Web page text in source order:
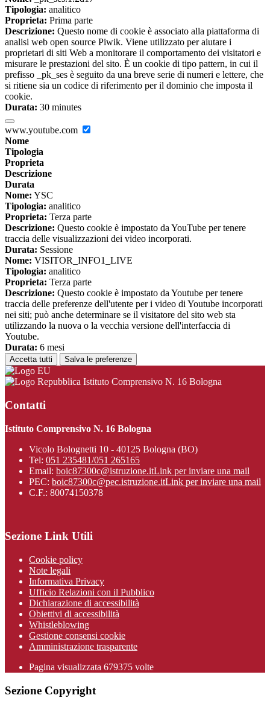
Tipologia: analitico
Proprieta: Prima parte
Descrizione: Questo nome di cookie è associato alla piattaforma di
analisi web open source Piwik. Viene utilizzato per aiutare i
proprietari di siti Web a monitorare il comportamento dei visitatori e
misurare le prestazioni del sito. È un cookie di tipo pattern, in cui il
prefisso _pk_ses è seguito da una breve serie di numeri e lettere, che
si ritiene sia un codice di riferimento per il dominio che imposta il
cookie.
Durata: 30 minutes
www.youtube.com
Nome
Tipologia
Proprieta
Descrizione
Durata
Nome: YSC
Tipologia: analitico
Proprieta: Terza parte
Descrizione: Questo cookie è impostato da YouTube per tenere
traccia delle visualizzazioni dei video incorporati.
Durata: Sessione
Nome: VISITOR_INFO1_LIVE
Tipologia: analitico
Proprieta: Terza parte
Descrizione: Questo cookie è impostato da Youtube per tenere
traccia delle preferenze dell'utente per i video di Youtube incorporati
nei siti; può anche determinare se il visitatore del sito web sta
utilizzando la nuova o la vecchia versione dell'interfaccia di
Youtube.
Durata: 6 mesi
Accetta tutti Salva le preferenze
Istituto Comprensivo N. 16 Bologna
Contatti
Istituto Comprensivo N. 16 Bologna
Vicolo Bolognetti 10 - 40125 Bologna (BO)
Tel: 051 235481/051 265165
Email: boic87300c@istruzione.itLink per inviare una mail
PEC: boic87300c@pec.istruzione.itLink per inviare una mail
C.F.: 80074150378
Sezione Link Utili
Cookie policy
Note legali
Informativa Privacy
Ufficio Relazioni con il Pubblico
Dichiarazione di accessibilità
Obiettivi di accessibilità
Whistleblowing
Gestione consensi cookie
Amministrazione trasparente
Pagina visualizzata 679375 volte
Sezione Copyright